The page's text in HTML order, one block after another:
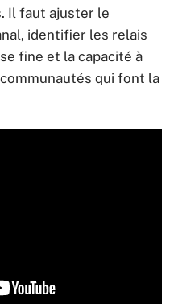
Il faut ajuster le
identifier les relais
fine et la capacité à
qui font la